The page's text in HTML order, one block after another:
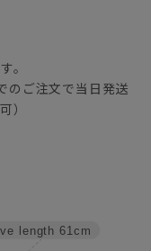
。
のご注文で当日発送
）
length 61cm